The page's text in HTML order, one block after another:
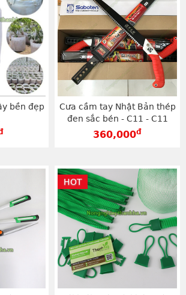
bền đẹp
Cưa cầm tay Nhật Bản thép
đen sắc bén - C11 - C11
360,000đ
HOT